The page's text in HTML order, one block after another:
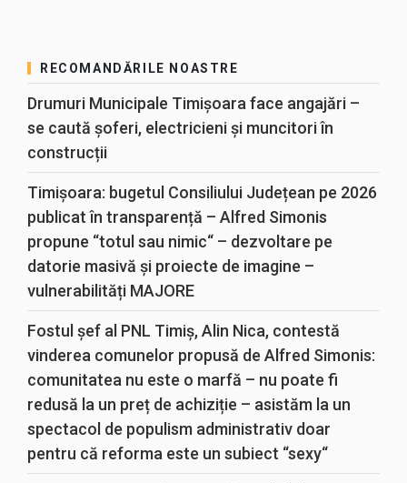
RECOMANDĂRILE NOASTRE
Drumuri Municipale Timișoara face angajări –
se caută șoferi, electricieni și muncitori în
construcții
Timișoara: bugetul Consiliului Județean pe 2026
publicat în transparență – Alfred Simonis
propune “totul sau nimic“ – dezvoltare pe
datorie masivă și proiecte de imagine –
vulnerabilități MAJORE
Fostul șef al PNL Timiș, Alin Nica, contestă
vinderea comunelor propusă de Alfred Simonis:
comunitatea nu este o marfă – nu poate fi
redusă la un preț de achiziție – asistăm la un
spectacol de populism administrativ doar
pentru că reforma este un subiect “sexy“